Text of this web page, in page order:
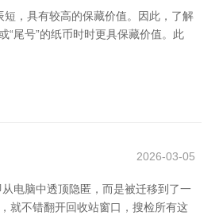
，具有较高的保藏价值。因此，了解
“尾号”的纸币时时更具保藏价值。此
2026-03-05
电脑中透顶隐匿，而是被迁移到了一
就不错翻开回收站窗口，搜检所有这